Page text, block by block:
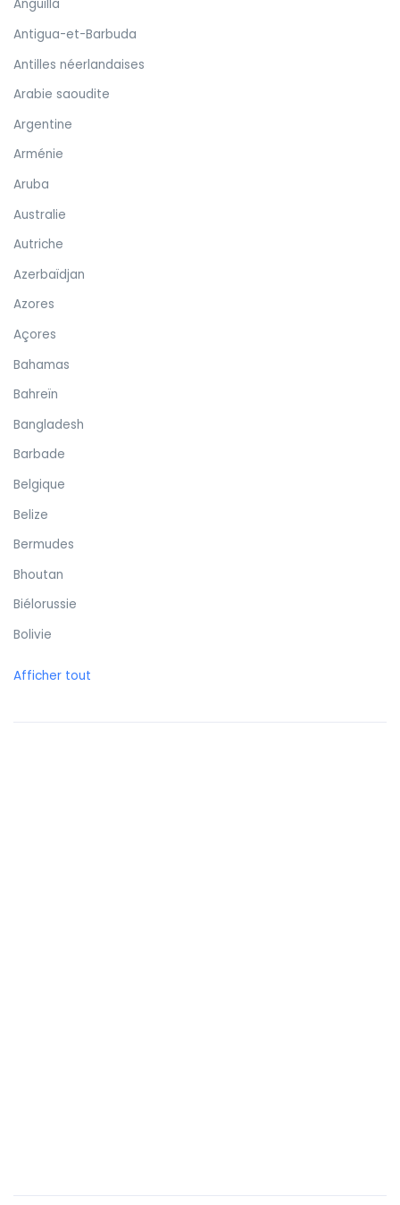
Anguilla
Antigua-et-Barbuda
Antilles néerlandaises
Arabie saoudite
Argentine
Arménie
Aruba
Australie
Autriche
Azerbaïdjan
Azores
Açores
Bahamas
Bahreïn
Bangladesh
Barbade
Belgique
Belize
Bermudes
Bhoutan
Biélorussie
Bolivie
Botswana
Afficher tout